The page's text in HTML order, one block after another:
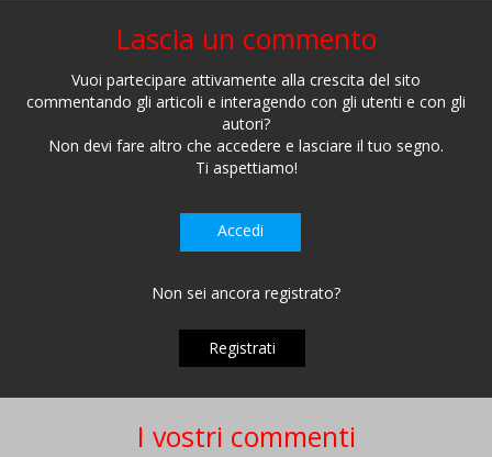
Lascia un commento
Vuoi partecipare attivamente alla crescita del sito
commentando gli articoli e interagendo con gli utenti e con gli
autori?
Non devi fare altro che accedere e lasciare il tuo segno.
Ti aspettiamo!
Accedi
Non sei ancora registrato?
Registrati
I vostri commenti